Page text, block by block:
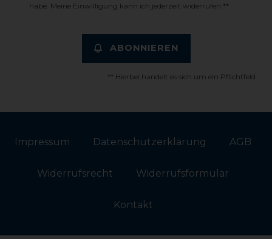
habe. Meine Einwilligung kann ich jederzeit widerrufen.**
ABONNIEREN
** Hierbei handelt es sich um ein Pflichtfeld.
Impressum Daten­schutz­erklärung AGB
Widerrufs­recht Widerrufs­formular
Kontakt